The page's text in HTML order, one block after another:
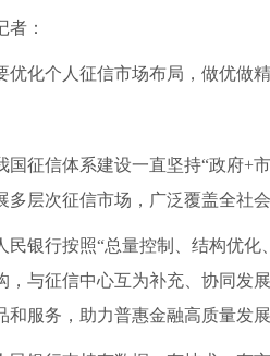
：
个人征信市场布局，做优做精
信体系建设一直坚持“政府+市
多层次征信市场，广泛覆盖全社
行按照“总量控制、结构优化
，与征信中心互为补充、协同发
和服务，助力普惠金融高质量发